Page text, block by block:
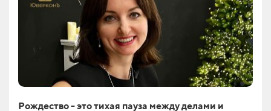
Рождество - это тихая пауза между делами и